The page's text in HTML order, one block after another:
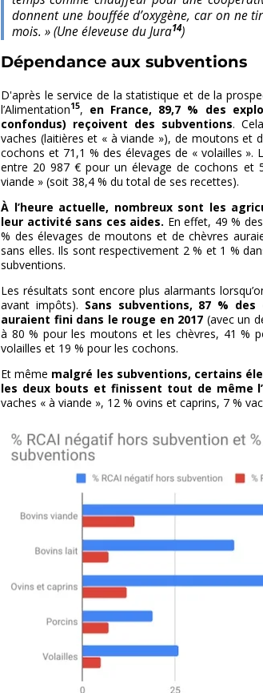
donnent une bouffée d’oxygène, car on ne
mois. » (Une éleveuse du Jura14)
Dépendance aux subventions
D'après le service de la statistique et de la
l’Alimentation15, en France, 89,7 % des
confondus) reçoivent des subventions.
vaches (laitières et « à viande »), de moutons et
cochons et 71,1 % des élevages de « volailles
entre 20 987 € pour un élevage de cochons et
viande » (soit 38,4 % du total de ses recettes).
À l’heure actuelle, nombreux sont les
leur activité sans ces aides. En effet, 49 %
% des élevages de moutons et de chèvres
sans elles. Ils sont respectivement 2 % et 1 %
subventions.
Les résultats sont encore plus alarmants
avant impôts). Sans subventions, 87 %
auraient fini dans le rouge en 2017 (avec un
à 80 % pour les moutons et les chèvres, 41 %
volailles et 19 % pour les cochons.
Et même malgré les subventions, certains
les deux bouts et finissent tout de même
vaches « à viande », 12 % ovins et caprins, 7 %